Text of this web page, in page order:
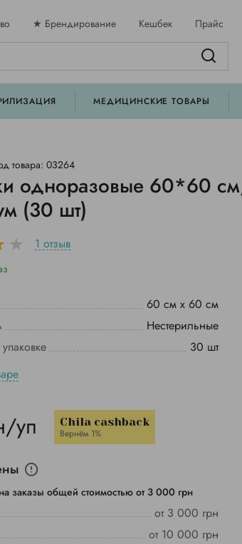
★ Брендирование Кешбек Прайс
МЕДИЦИНСКИЕ ТОВАРЫ
товара: 03264
одноразовые 60*60
(30 шт)
1 отзыв
60 см х 60 см
Нестерильные
30 шт
уп Chila cashback
Вернём 1%
заказы общей стоимостью от 3 000 грн
от 3 000 грн
от 10 000 грн